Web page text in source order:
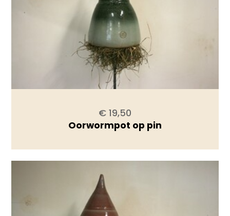
€ 19,50
Oorwormpot op pin